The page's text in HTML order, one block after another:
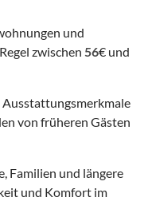
und
zwischen 56€ und
von früheren Gästen
Familien und längere
und Komfort im